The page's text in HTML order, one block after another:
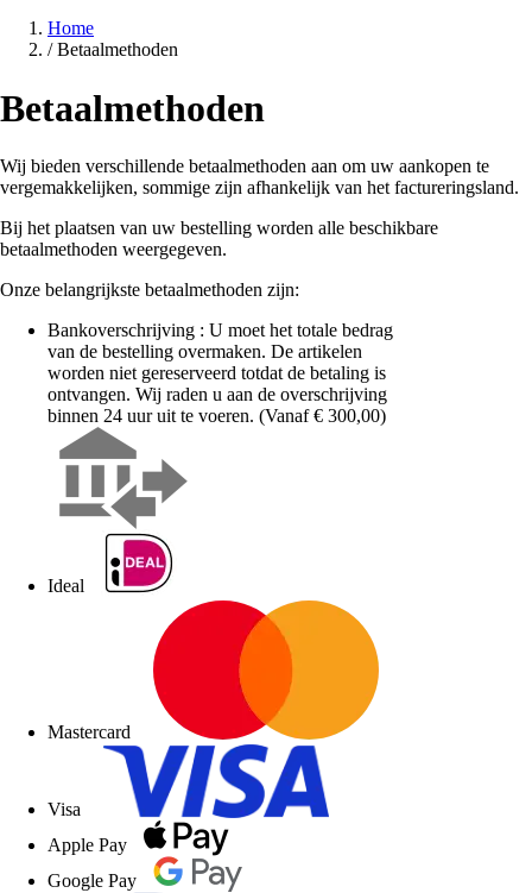
Home
/ Betaalmethoden
Betaalmethoden
Wij bieden verschillende betaalmethoden aan om uw aankopen te
vergemakkelijken, sommige zijn afhankelijk van het factureringsland.
Bij het plaatsen van uw bestelling worden alle beschikbare
betaalmethoden weergegeven.
Onze belangrijkste betaalmethoden zijn:
Bankoverschrijving : U moet het totale bedrag
van de bestelling overmaken. De artikelen
worden niet gereserveerd totdat de betaling is
ontvangen. Wij raden u aan de overschrijving
binnen 24 uur uit te voeren. (Vanaf € 300,00)
Ideal
Mastercard
Visa
Apple Pay
Google Pay